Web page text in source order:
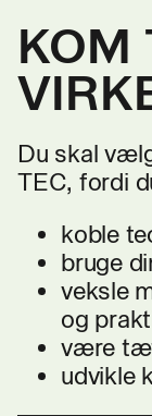
KOM
Du skal
TEC, fordi
koble
bruge
veksle
og
være
udvikle